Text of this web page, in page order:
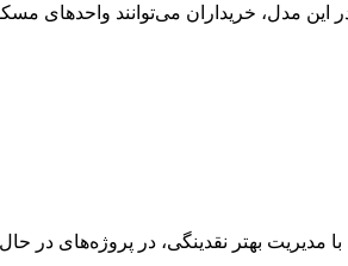
این مدل، خریداران می‌توانند واحدهای
مدیریت بهتر نقدینگی، در پروژه‌های در